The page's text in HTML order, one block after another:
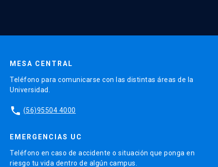
MESA CENTRAL
Teléfono para comunicarse con las distintas áreas de la
Universidad.
phone (56)95504 4000
EMERGENCIAS UC
Teléfono en caso de accidente o situación que ponga en
riesgo tu vida dentro de algún campus.